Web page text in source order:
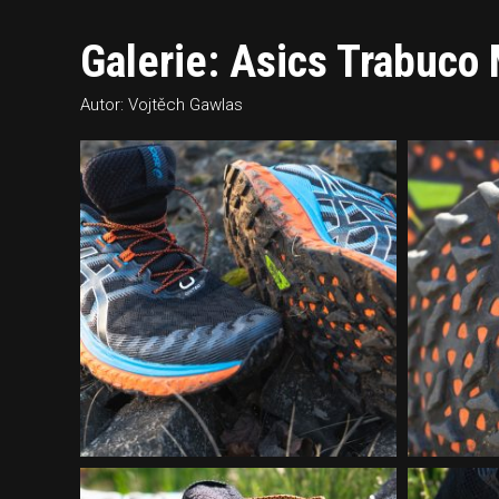
Galerie: Asics Trabuco
Autor: Vojtěch Gawlas